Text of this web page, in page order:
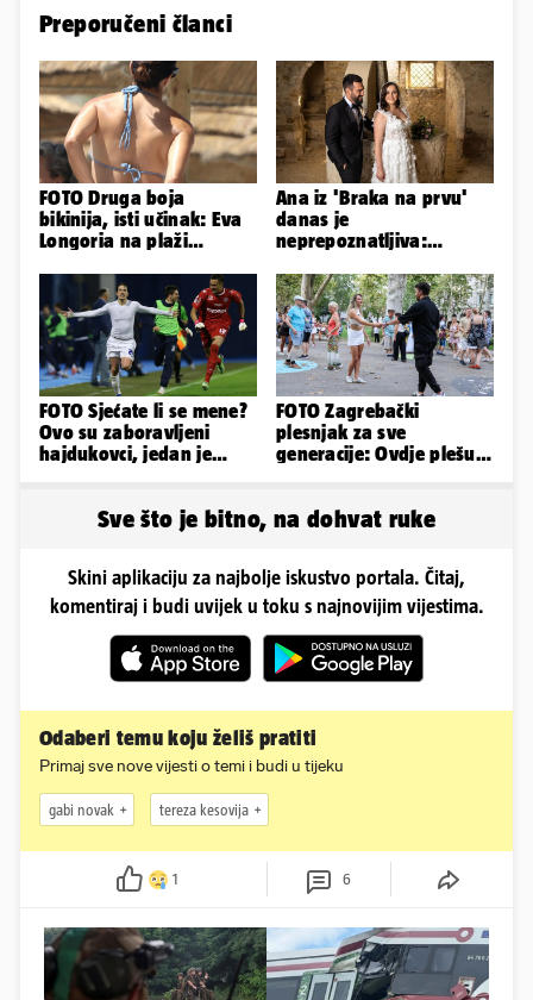
Preporučeni članci
FOTO Druga boja
bikinija, isti učinak: Eva
Longoria na plaži
obline
Ana iz 'Braka na prvu'
danas je
neprepoznatljiva:
ovako sad izgleda
FOTO Sjećate li se mene?
Ovo su zaboravljeni
hajdukovci, jedan je
FOTO Zagrebački
plesnjak za sve
generacije: Ovdje plešu
Sve što je bitno, na dohvat ruke
Skini aplikaciju za najbolje iskustvo portala. Čitaj,
komentiraj i budi uvijek u toku s najnovijim vijestima.
Odaberi temu koju želiš pratiti
Primaj sve nove vijesti o temi i budi u tijeku
gabi novak tereza kesovija
1 6